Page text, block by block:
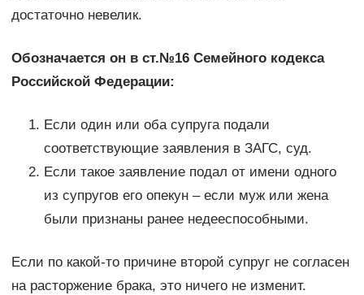
достаточно невелик.
Обозначается он в ст.№16 Семейного кодекса
Российской Федерации:
Если один или оба супруга подали
соответствующие заявления в ЗАГС, суд.
Если такое заявление подал от имени одного
из супругов его опекун – если муж или жена
были признаны ранее недееспособными.
Если по какой-то причине второй супруг не согласен
на расторжение брака, это ничего не изменит.